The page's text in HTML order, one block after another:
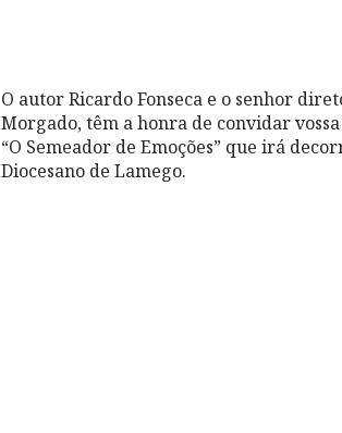
O autor Ricardo Fonseca e o senhor
Morgado, têm a honra de convidar
“O Semeador de Emoções” que irá
Diocesano de Lamego.